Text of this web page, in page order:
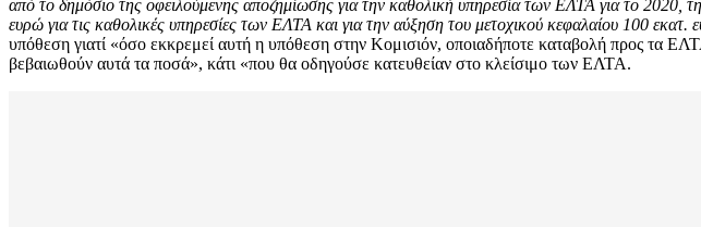
από το δημόσιο της οφειλούμενης αποζημίωσης για την καθολική υπηρεσία των ΕΛΤΑ για το 2020,
ευρώ για τις καθολικές υπηρεσίες των ΕΛΤΑ και για την αύξηση του μετοχικού κεφαλαίου 100 εκατ.
υπόθεση γιατί «όσο εκκρεμεί αυτή η υπόθεση στην Κομισιόν, οποιαδήποτε καταβολή προς τα
βεβαιωθούν αυτά τα ποσά», κάτι «που θα οδηγούσε κατευθείαν στο κλείσιμο των ΕΛΤΑ.